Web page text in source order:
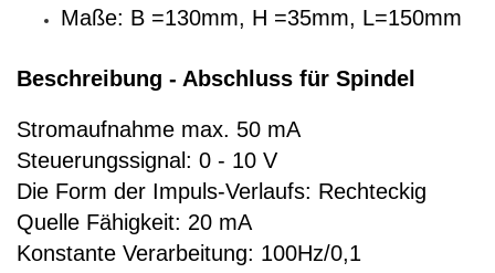
Maße: B =130mm, H =35mm, L=150mm
Beschreibung - Abschluss für Spindel
Stromaufnahme max. 50 mA
Steuerungssignal: 0 - 10 V
Die Form der Impuls-Verlaufs: Rechteckig
Quelle Fähigkeit: 20 mA
Konstante Verarbeitung: 100Hz/0,1